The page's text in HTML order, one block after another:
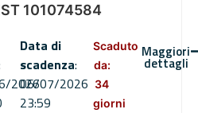
101074584
2026
Data di
scadenza:
06/07/2026
23:59
Scaduto
da:
34
giorni
Maggiori
dettagli